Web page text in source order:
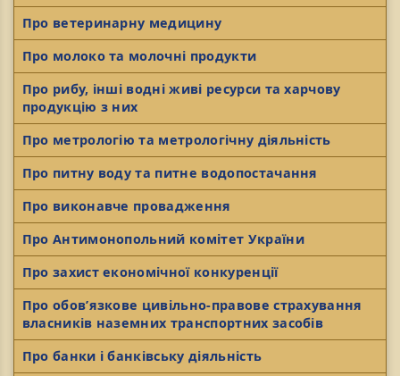
Про ветеринарну медицину
Про молоко та молочні продукти
Про рибу, інші водні живі ресурси та харчову
продукцію з них
Про метрологію та метрологічну діяльність
Про питну воду та питне водопостачання
Про виконавче провадження
Про Антимонопольний комітет України
Про захист економічної конкуренції
Про обов’язкове цивільно-правове страхування
власників наземних транспортних засобів
Про банки і банківську діяльність